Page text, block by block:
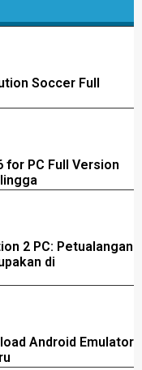
Soccer Full
for PC Full Version
2 PC: Petualangan
di
Android Emulator